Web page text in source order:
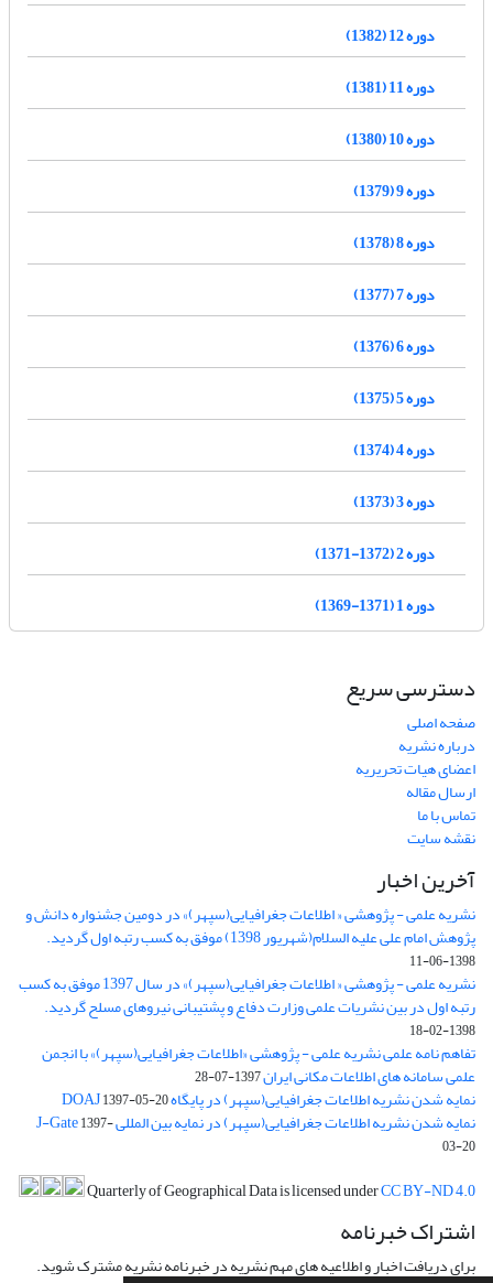
دوره 12 (1382)
دوره 11 (1381)
دوره 10 (1380)
دوره 9 (1379)
دوره 8 (1378)
دوره 7 (1377)
دوره 6 (1376)
دوره 5 (1375)
دوره 4 (1374)
دوره 3 (1373)
دوره 2 (1372-1371)
دوره 1 (1371-1369)
دسترسی سریع
صفحه اصلی
درباره نشریه
اعضای هیات تحریریه
ارسال مقاله
تماس با ما
نقشه سایت
آخرین اخبار
نشریه علمی - پژوهشی « اطلاعات جغرافیایی(سپهر)» در دومین جشنواره دانش و
پژوهش امام علی علیه السلام(شهریور 1398) موفق به کسب رتبه اول گردید.
1398-06-11
نشریه علمی - پژوهشی « اطلاعات جغرافیایی(سپهر)» در سال 1397 موفق به کسب
رتبه اول در بین نشریات علمی وزارت دفاع و پشتیبانی نیروهای مسلح گردید.
1398-02-18
تفاهم نامه علمی نشریه علمی - پژوهشی «اطلاعات جغرافیایی(سپهر)» با انجمن
علمی سامانه های اطلاعات مکانی ایران1397-07-28
نمایه شدن نشریه اطلاعات جغرافیایی(سپهر) در پایگاه DOAJ1397-05-20
نمایه شدن نشریه اطلاعات جغرافیایی(سپهر) در نمایه بین المللی J-Gate1397-
03-20
Quarterly of Geographical Data is licensed underCC BY-ND 4.0
اشتراک خبرنامه
برای دریافت اخبار و اطلاعیه های مهم نشریه در خبرنامه نشریه مشترک شوید.